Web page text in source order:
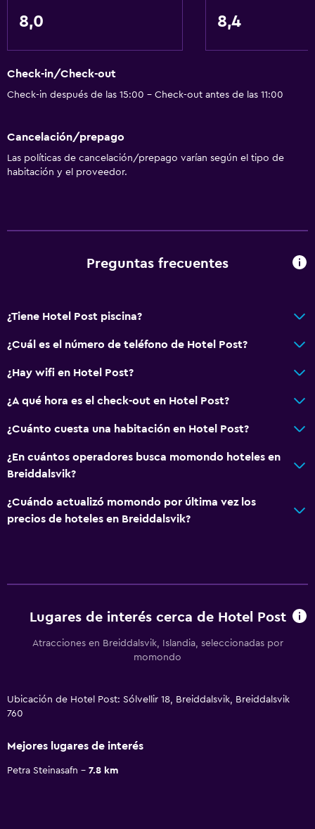
8,0 8,4
Check-in/Check-out
Check-in después de las 15:00 - Check-out antes de las 11:00
Cancelación/prepago
Las políticas de cancelación/prepago varían según el tipo de
habitación y el proveedor.
Preguntas frecuentes
¿Tiene Hotel Post piscina?
¿Cuál es el número de teléfono de Hotel Post?
¿Hay wifi en Hotel Post?
¿A qué hora es el check-out en Hotel Post?
¿Cuánto cuesta una habitación en Hotel Post?
¿En cuántos operadores busca momondo hoteles en
Breiddalsvik?
¿Cuándo actualizó momondo por última vez los
precios de hoteles en Breiddalsvik?
Lugares de interés cerca de Hotel Post
Atracciones en Breiddalsvik, Islandia, seleccionadas por
momondo
Ubicación de Hotel Post: Sólvellir 18, Breiddalsvik, Breiddalsvik
760
Mejores lugares de interés
Petra Steinasafn 7.8 km